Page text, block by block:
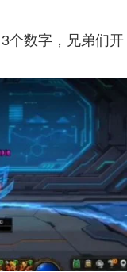
个数字，兄弟们开